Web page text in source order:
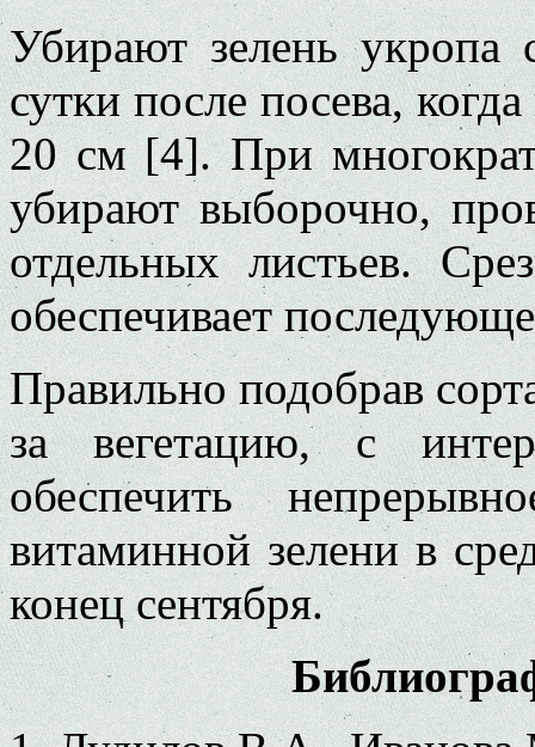
Убирают зелень
сутки после посева,
20 см [4]. При
убирают выборочно,
отдельных листьев.
обеспечивает
Правильно подобрав
за вегетацию, с
обеспечить
витаминной зелени в
конец сентября.